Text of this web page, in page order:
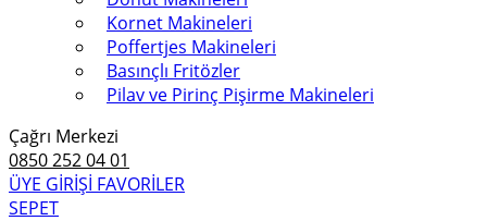
Kornet Makineleri
Poffertjes Makineleri
Basınçlı Fritözler
Pilav ve Pirinç Pişirme Makineleri
Çağrı Merkezi
0850 252 04 01
ÜYE GİRİŞİ FAVORİLER
SEPET